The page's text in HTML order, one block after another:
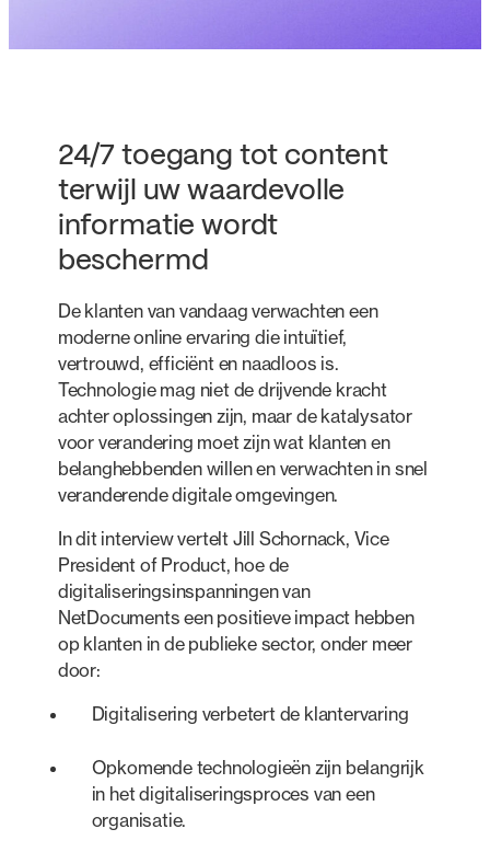
24/7 toegang tot content
terwijl uw waardevolle
informatie wordt
beschermd
De klanten van vandaag verwachten een
moderne online ervaring die intuïtief,
vertrouwd, efficiënt en naadloos is.
Technologie mag niet de drijvende kracht
achter oplossingen zijn, maar de katalysator
voor verandering moet zijn wat klanten en
belanghebbenden willen en verwachten in snel
veranderende digitale omgevingen.
In dit interview vertelt Jill Schornack, Vice
President of Product, hoe de
digitaliseringsinspanningen van
NetDocuments een positieve impact hebben
op klanten in de publieke sector, onder meer
door:
Digitalisering verbetert de klantervaring
Opkomende technologieën zijn belangrijk
in het digitaliseringsproces van een
organisatie.